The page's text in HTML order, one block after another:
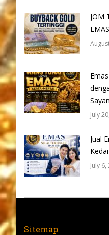
JOM
July
Jual
July
Sitemap